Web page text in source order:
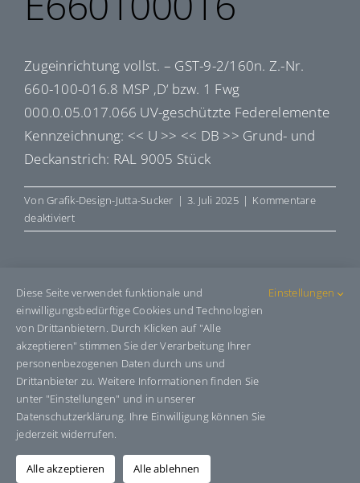
Zugeinrichtung vollst. – GST-9-2/160n. Z.-Nr.
660-100-016.8 MSP ‚D‘ bzw. 1 Fwg
000.0.05.017.066 UV-geschützte Federelemente
Kennzeichnung: << U >> << DB >> Grund- und
Deckanstrich: RAL 9005 Stück
VonGrafik-Design-Jutta-Sucker | 3. Juli 2025 | Kommentare
deaktiviertfür
E660100016
Share This Story, Choose Your
Platform!
Facebook
X BlueskyRedditLinkedInWhatsApp
E-
Mail
Über den Autor:Grafik-Design-Jutta-Sucker
Diese Seite verwendet funktionale und
einwilligungsbedürftige Cookies und Technologien
von Drittanbietern. Durch Klicken auf "Alle
akzeptieren" stimmen Sie der Verarbeitung Ihrer
personenbezogenen Daten durch uns und
Drittanbieter zu. Weitere Informationen finden Sie
unter "Einstellungen" und in unserer
Datenschutzerklärung. Ihre Einwilligung können Sie
jederzeit widerrufen.
Einstellungen
Alle akzeptieren Alle ablehnen